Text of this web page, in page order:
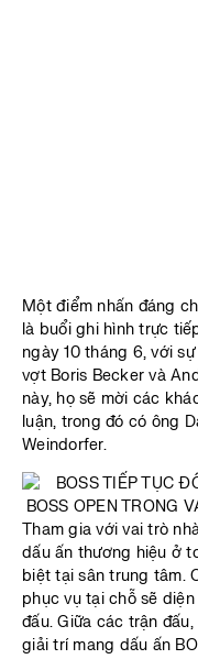
Một điểm nhấn đáng
là buổi ghi hình trực
ngày 10 tháng 6, với
vợt Boris Becker và
này, họ sẽ mời các
luận, trong đó có ông
Weindorfer.
Tham gia với vai trò
dấu ấn thương hiệu ở
biệt tại sân trung tâm.
phục vụ tại chỗ sẽ
đấu. Giữa các trận
giải trí mang dấu ấn